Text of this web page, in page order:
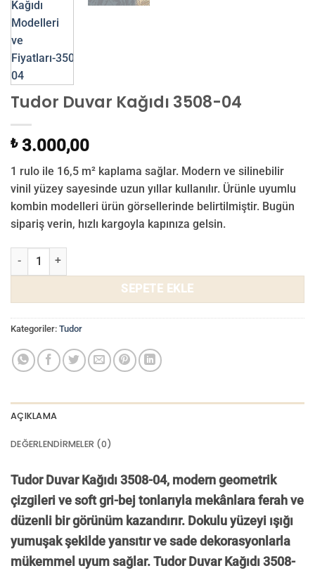
Tudor Duvar Kağıdı 3508-04
₺3.000,00
1 rulo ile 16,5 m² kaplama sağlar. Modern ve silinebilir
vinil yüzey sayesinde uzun yıllar kullanılır. Ürünle uyumlu
kombin modelleri ürün görsellerinde belirtilmiştir. Bugün
sipariş verin, hızlı kargoyla kapınıza gelsin.
Tudor Duvar Kağıdı 3508-04 adet
SEPETE EKLE
Kategoriler: Tudor
AÇIKLAMA
DEĞERLENDIRMELER (0)
Tudor Duvar Kağıdı 3508-04, modern geometrik
çizgileri ve soft gri-bej tonlarıyla mekânlara ferah ve
düzenli bir görünüm kazandırır. Dokulu yüzeyi ışığı
yumuşak şekilde yansıtır ve sade dekorasyonlarla
mükemmel uyum sağlar. Tudor Duvar Kağıdı 3508-